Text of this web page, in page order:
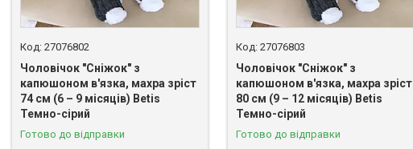
27076802
Чоловічок "Сніжок" з
капюшоном в'язка, махра зріст
74 см (6 – 9 місяців) Betis
Темно-сірий
Готово до відправки
27076803
Чоловічок "Сніжок" з
капюшоном в'язка, махра зріст
80 см (9 – 12 місяців) Betis
Темно-сірий
Готово до відправки